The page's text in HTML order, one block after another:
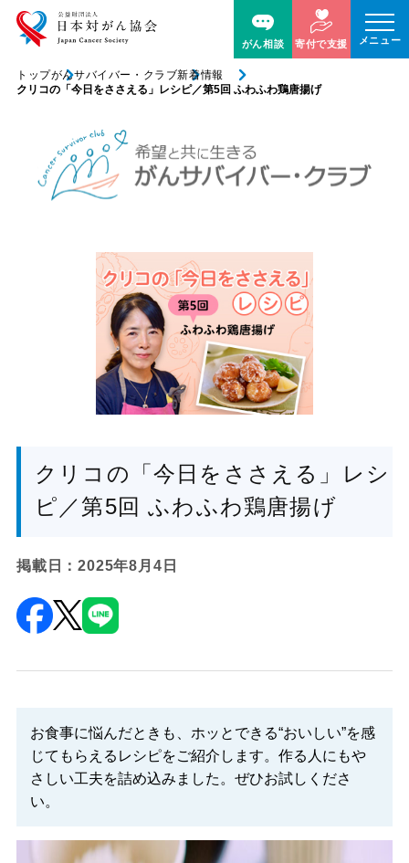
がん相談 寄付で支援 メニュー
トップがんサバイバー・クラブ新着情報
クリコの「今日をささえる」レシピ／第5回 ふわふわ鶏唐揚げ
クリコの「今日をささえる」レシ
ピ／第5回 ふわふわ鶏唐揚げ
掲載日：2025年8月4日
お食事に悩んだときも、ホッとできる“おいしい”を感
じてもらえるレシピをご紹介します。作る人にもや
さしい工夫を詰め込みました。ぜひお試しくださ
い。